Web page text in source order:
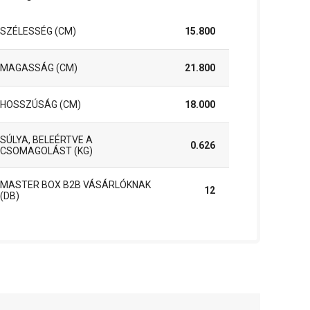
SZÉLESSÉG (CM) 15.800
MAGASSÁG (CM) 21.800
HOSSZÚSÁG (CM) 18.000
SÚLYA, BELEÉRTVE A
CSOMAGOLÁST (KG)
0.626
MASTER BOX B2B VÁSÁRLÓKNAK
(DB)
12